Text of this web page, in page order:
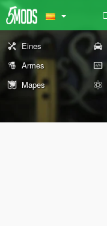
Eines
Armes
Mapes